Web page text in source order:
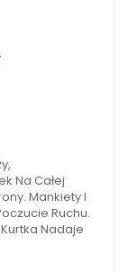
Na Całej
Mankiety I
Ruchu.
Nadaje